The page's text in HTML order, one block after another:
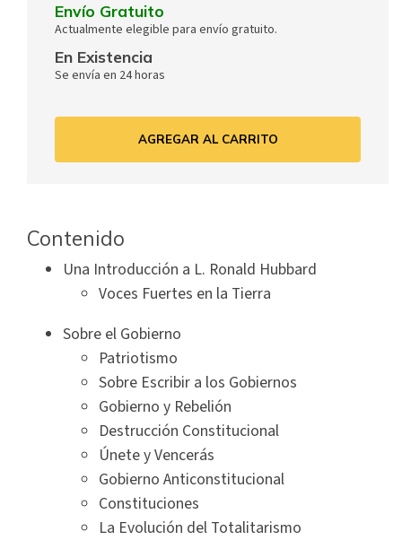
Envío Gratuito
Actualmente elegible para envío gratuito.
En Existencia
Se envía en 24 horas
AGREGAR AL CARRITO
Contenido
Una Introducción a L. Ronald Hubbard
Voces Fuertes en la Tierra
Sobre el Gobierno
Patriotismo
Sobre Escribir a los Gobiernos
Gobierno y Rebelión
Destrucción Constitucional
Únete y Vencerás
Gobierno Anticonstitucional
Constituciones
La Evolución del Totalitarismo